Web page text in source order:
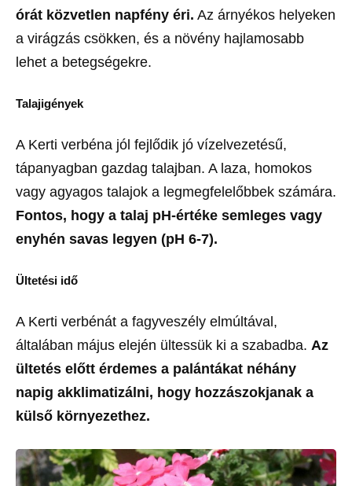
órát közvetlen napfény éri. Az árnyékos helyeken
a virágzás csökken, és a növény hajlamosabb
lehet a betegségekre.
Talajigények
A Kerti verbéna jól fejlődik jó vízelvezetésű,
tápanyagban gazdag talajban. A laza, homokos
vagy agyagos talajok a legmegfelelőbbek számára.
Fontos, hogy a talaj pH-értéke semleges vagy
enyhén savas legyen (pH 6-7).
Ültetési idő
A Kerti verbénát a fagyveszély elmúltával,
általában május elején ültessük ki a szabadba. Az
ültetés előtt érdemes a palántákat néhány
napig akklimatizálni, hogy hozzászokjanak a
külső környezethez.